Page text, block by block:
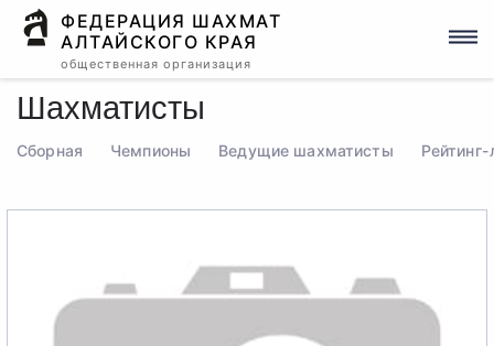
ФЕДЕРАЦИЯ ШАХМАТ
АЛТАЙСКОГО КРАЯ
общественная организация
Шахматисты
Сборная Чемпионы Ведущие шахматисты Рейтинг-